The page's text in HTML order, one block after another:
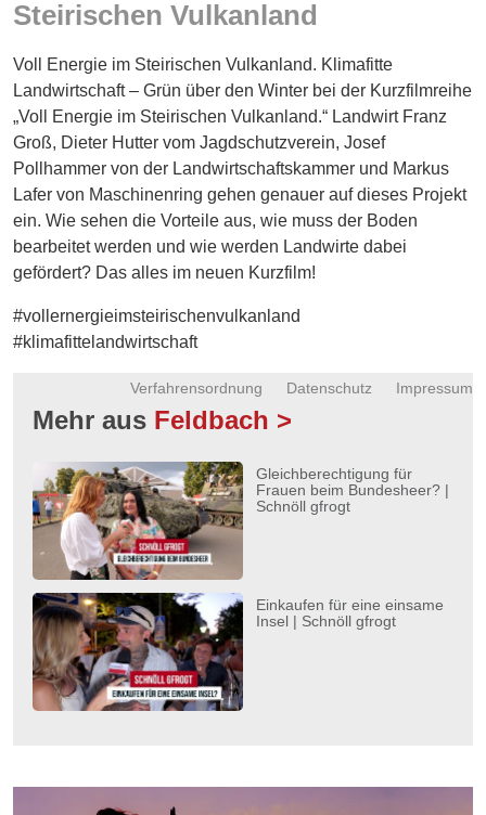
Energie
Schnöll
gfrogt
Zonen
Podcast
Steirischen Vulkanland
Voll Energie im Steirischen Vulkanland. Klimafitte
Landwirtschaft – Grün über den Winter bei der Kurzfilmreihe
„Voll Energie im Steirischen Vulkanland.“ Landwirt Franz
Groß, Dieter Hutter vom Jagdschutzverein, Josef
Pollhammer von der Landwirtschaftskammer und Markus
Lafer von Maschinenring gehen genauer auf dieses Projekt
ein. Wie sehen die Vorteile aus, wie muss der Boden
bearbeitet werden und wie werden Landwirte dabei
gefördert? Das alles im neuen Kurzfilm!
#vollernergieimsteirischenvulkanland
#klimafittelandwirtschaft
Impressum
Datenschutz
Verfahrensordnung
Mehr aus Feldbach >
Gleichberechtigung für
Frauen beim Bundesheer? |
Schnöll gfrogt
Einkaufen für eine einsame
Insel | Schnöll gfrogt